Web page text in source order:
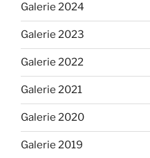
Galerie 2024
Galerie 2023
Galerie 2022
Galerie 2021
Galerie 2020
Galerie 2019